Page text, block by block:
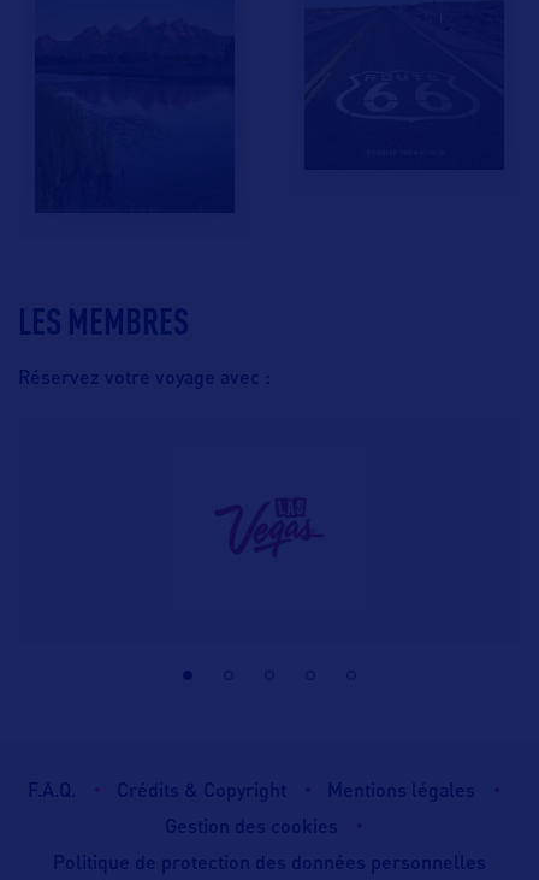
LES MEMBRES
Réservez votre voyage avec :
F.A.Q. Crédits & Copyright
Mentions légales
Gestion des cookies
Politique de protection des données personnelles